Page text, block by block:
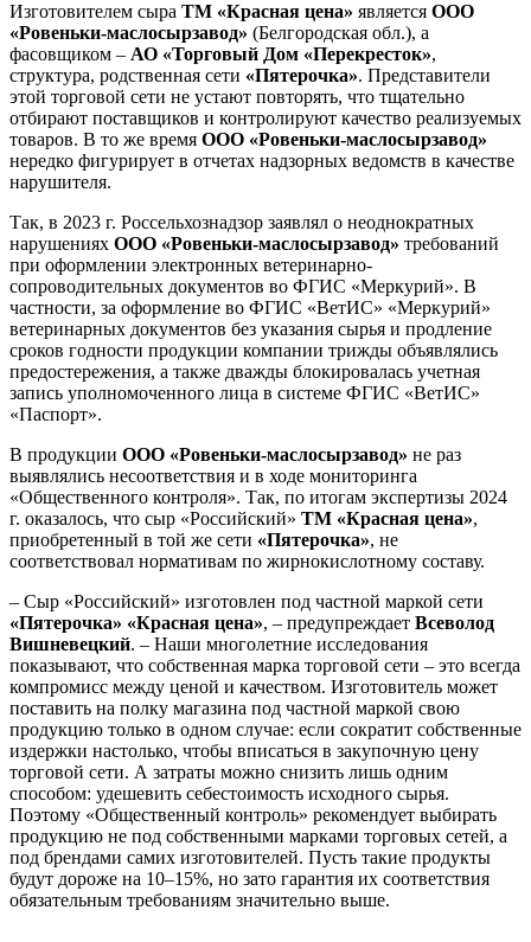
Изготовителем сыра ТМ «Красная цена» является ООО
«Ровеньки-маслосырзавод» (Белгородская обл.), а
фасовщиком – АО «Торговый Дом «Перекресток»,
структура, родственная сети «Пятерочка». Представители
этой торговой сети не устают повторять, что тщательно
отбирают поставщиков и контролируют качество реализуемых
товаров. В то же время ООО «Ровеньки-маслосырзавод»
нередко фигурирует в отчетах надзорных ведомств в качестве
нарушителя.
Так, в 2023 г. Россельхознадзор заявлял о неоднократных
нарушениях ООО «Ровеньки-маслосырзавод» требований
при оформлении электронных ветеринарно-
сопроводительных документов во ФГИС «Меркурий». В
частности, за оформление во ФГИС «ВетИС» «Меркурий»
ветеринарных документов без указания сырья и продление
сроков годности продукции компании трижды объявлялись
предостережения, а также дважды блокировалась учетная
запись уполномоченного лица в системе ФГИС «ВетИС»
«Паспорт».
В продукции ООО «Ровеньки-маслосырзавод» не раз
выявлялись несоответствия и в ходе мониторинга
«Общественного контроля». Так, по итогам экспертизы 2024
г. оказалось, что сыр «Российский» ТМ «Красная цена»,
приобретенный в той же сети «Пятерочка», не
соответствовал нормативам по жирнокислотному составу.
– Сыр «Российский» изготовлен под частной маркой сети
«Пятерочка» «Красная цена», – предупреждает Всеволод
Вишневецкий. – Наши многолетние исследования
показывают, что собственная марка торговой сети – это всегда
компромисс между ценой и качеством. Изготовитель может
поставить на полку магазина под частной маркой свою
продукцию только в одном случае: если сократит собственные
издержки настолько, чтобы вписаться в закупочную цену
торговой сети. А затраты можно снизить лишь одним
способом: удешевить себестоимость исходного сырья.
Поэтому «Общественный контроль» рекомендует выбирать
продукцию не под собственными марками торговых сетей, а
под брендами самих изготовителей. Пусть такие продукты
будут дороже на 10–15%, но зато гарантия их соответствия
обязательным требованиям значительно выше.